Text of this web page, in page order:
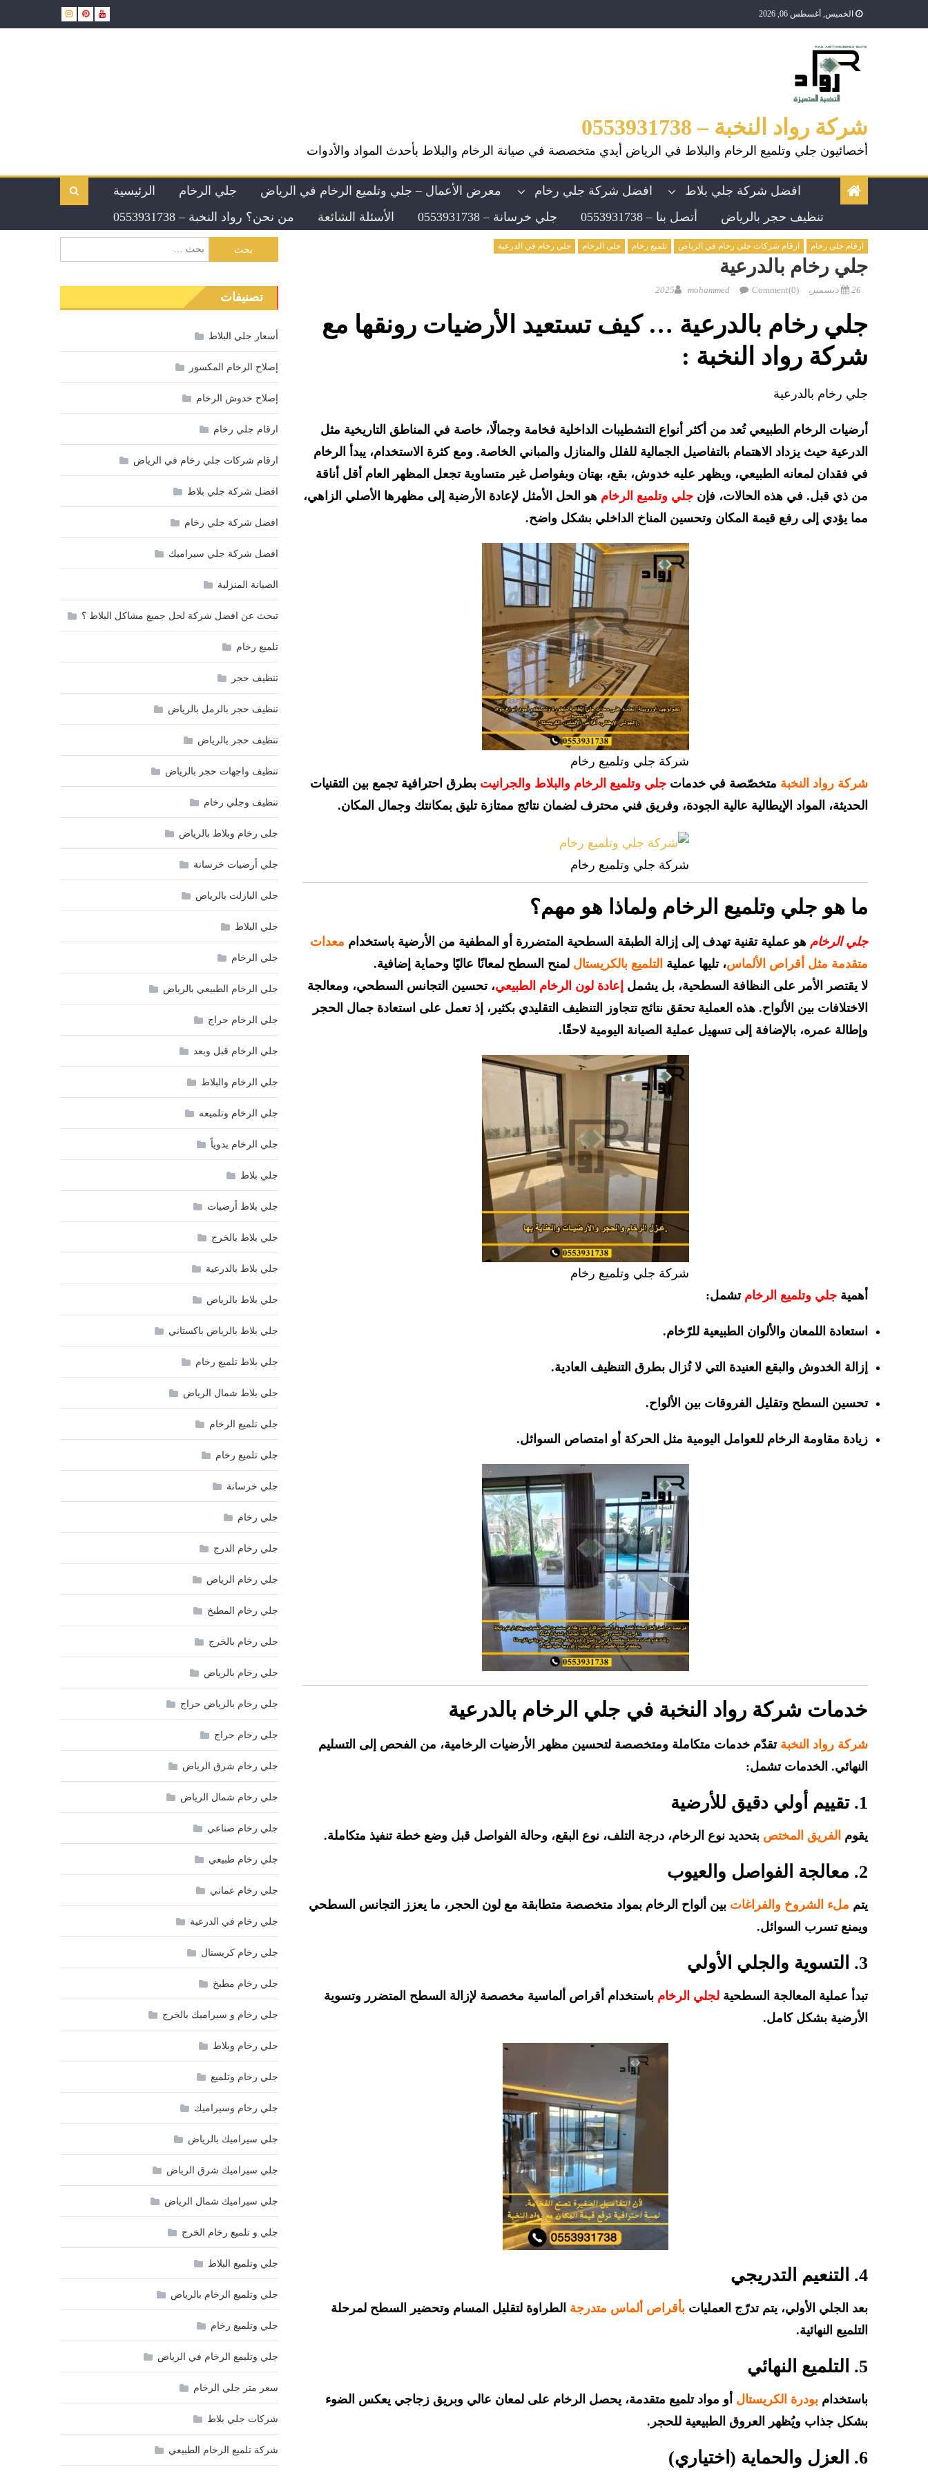
الخميس, أغسطس 06, 2026
شركة رواد النخبة – 0553931738
أخصائيون جلي وتلميع الرخام والبلاط في الرياض أيدي متخصصة في صيانة الرخام والبلاط بأحدث المواد والأدوات
الرئيسية جلي الرخام معرض الأعمال – جلي وتلميع الرخام في الرياض افضل شركة جلي رخام
افضل شركة جلي بلاط
من نحن؟ رواد النخبة – 0553931738
الأسئلة الشائعة جلي خرسانة – 0553931738 أتصل بنا – 0553931738 تنظيف حجر بالرياض
ارقام جلي رخام ارقام شركات جلي رخام في الرياض تلميع رخام جلي الرخام جلي رخام في الدرعية
جلي رخام بالدرعية
26 ديسمبر، 2025 mohammed Comment(0)
جلي رخام بالدرعية … كيف تستعيد الأرضيات رونقها مع
شركة رواد النخبة :
جلي رخام بالدرعية
أرضيات الرخام الطبيعي تُعد من أكثر أنواع التشطيبات الداخلية فخامة وجمالًا، خاصة في المناطق التاريخية مثل
الدرعية حيث يزداد الاهتمام بالتفاصيل الجمالية للفلل والمنازل والمباني الخاصة. ومع كثرة الاستخدام، يبدأ الرخام
في فقدان لمعانه الطبيعي، ويظهر عليه خدوش، بقع، بهتان وبفواصل غير متساوية تجعل المظهر العام أقل أناقة
من ذي قبل. في هذه الحالات، فإن جلي وتلميع الرخام هو الحل الأمثل لإعادة الأرضية إلى مظهرها الأصلي الزاهي،
مما يؤدي إلى رفع قيمة المكان وتحسين المناخ الداخلي بشكل واضح.
شركة جلي وتلميع رخام
شركة رواد النخبة متخصّصة في خدمات جلي وتلميع الرخام والبلاط والجرانيت بطرق احترافية تجمع بين التقنيات
الحديثة، المواد الإيطالية عالية الجودة، وفريق فني محترف لضمان نتائج ممتازة تليق بمكانتك وجمال المكان.
شركة جلي وتلميع رخام
ما هو جلي وتلميع الرخام ولماذا هو مهم؟
جلي الرخام هو عملية تقنية تهدف إلى إزالة الطبقة السطحية المتضررة أو المطفية من الأرضية باستخدام معدات
متقدمة مثل أقراص الألماس، تليها عملية التلميع بالكريستال لمنح السطح لمعانًا عاليًا وحماية إضافية.
لا يقتصر الأمر على النظافة السطحية، بل يشمل إعادة لون الرخام الطبيعي، تحسين التجانس السطحي، ومعالجة
الاختلافات بين الألواح. هذه العملية تحقق نتائج تتجاوز التنظيف التقليدي بكثير، إذ تعمل على استعادة جمال الحجر
وإطالة عمره، بالإضافة إلى تسهيل عملية الصيانة اليومية لاحقًا.
شركة جلي وتلميع رخام
أهمية جلي وتلميع الرخام تشمل:
استعادة اللمعان والألوان الطبيعية للرّخام.
إزالة الخدوش والبقع العنيدة التي لا تُزال بطرق التنظيف العادية.
تحسين السطح وتقليل الفروقات بين الألواح.
زيادة مقاومة الرخام للعوامل اليومية مثل الحركة أو امتصاص السوائل.
خدمات شركة رواد النخبة في جلي الرخام بالدرعية
شركة رواد النخبة تقدّم خدمات متكاملة ومتخصصة لتحسين مظهر الأرضيات الرخامية، من الفحص إلى التسليم
النهائي. الخدمات تشمل:
1. تقييم أولي دقيق للأرضية
يقوم الفريق المختص بتحديد نوع الرخام، درجة التلف، نوع البقع، وحالة الفواصل قبل وضع خطة تنفيذ متكاملة.
2. معالجة الفواصل والعيوب
يتم ملء الشروخ والفراغات بين ألواح الرخام بمواد متخصصة متطابقة مع لون الحجر، ما يعزز التجانس السطحي
ويمنع تسرب السوائل.
3. التسوية والجلي الأولي
تبدأ عملية المعالجة السطحية لجلي الرخام باستخدام أقراص ألماسية مخصصة لإزالة السطح المتضرر وتسوية
الأرضية بشكل كامل.
4. التنعيم التدريجي
بعد الجلي الأولي، يتم تدرّج العمليات بأقراص ألماس متدرجة الطراوة لتقليل المسام وتحضير السطح لمرحلة
التلميع النهائية.
5. التلميع النهائي
باستخدام بودرة الكريستال أو مواد تلميع متقدمة، يحصل الرخام على لمعان عالي وبريق زجاجي يعكس الضوء
بشكل جذاب ويُظهر العروق الطبيعية للحجر.
6. العزل والحماية (اختياري)
تصنيفات
أسعار جلي البلاط
إصلاح الرخام المكسور
إصلاح خدوش الرخام
ارقام جلي رخام
ارقام شركات جلي رخام في الرياض
افضل شركة جلي بلاط
افضل شركة جلي رخام
افضل شركة جلي سيراميك
الصيانة المنزلية
تبحث عن افضل شركة لحل جميع مشاكل البلاط ؟
تلميع رخام
تنظيف حجر
تنظيف حجر بالرمل بالرياض
تنظيف حجر بالرياض
تنظيف واجهات حجر بالرياض
تنظيف وجلي رخام
جلى رخام وبلاط بالرياض
جلي أرضيات خرسانة
جلي البازلت بالرياض
جلي البلاط
جلي الرخام
جلي الرخام الطبيعي بالرياض
جلي الرخام حراج
جلي الرخام قبل وبعد
جلي الرخام والبلاط
جلي الرخام وتلميعه
جلي الرخام يدوياً
جلي بلاط
جلي بلاط أرضيات
جلي بلاط بالخرج
جلي بلاط بالدرعية
جلي بلاط بالرياض
جلي بلاط بالرياض باكستاني
جلي بلاط تلميع رخام
جلي بلاط شمال الرياض
جلي تلميع الرخام
جلي تلميع رخام
جلي خرسانة
جلي رخام
جلي رخام الدرج
جلي رخام الرياض
جلي رخام المطبخ
جلي رخام بالخرج
جلي رخام بالرياض
جلي رخام بالرياض حراج
جلي رخام حراج
جلي رخام شرق الرياض
جلي رخام شمال الرياض
جلي رخام صناعي
جلي رخام طبيعي
جلي رخام عماني
جلي رخام في الدرعية
جلي رخام كريستال
جلي رخام مطبخ
جلي رخام و سيراميك بالخرج
جلي رخام وبلاط
جلي رخام وتلميع
جلي رخام وسيراميك
جلي سيراميك بالرياض
جلي سيراميك شرق الرياض
جلي سيراميك شمال الرياض
جلي و تلميع رخام الخرج
جلي وتلميع البلاط
جلي وتلميع الرخام بالرياض
جلي وتلميع رخام
جلي وتليمع الرخام في الرياض
سعر متر جلي الرخام
شركات جلي بلاط
شركة تلميع الرخام الطبيعي